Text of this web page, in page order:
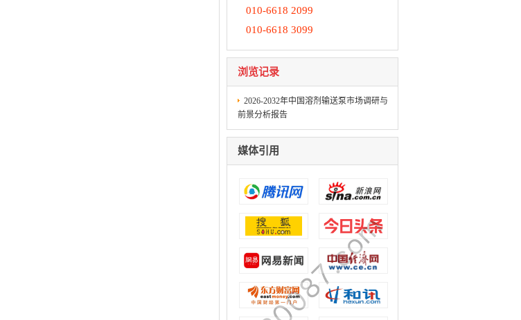
010-6618 2099
010-6618 3099
浏览记录
2026-2032年中国溶剂输送泵市场调研与
前景分析报告
媒体引用